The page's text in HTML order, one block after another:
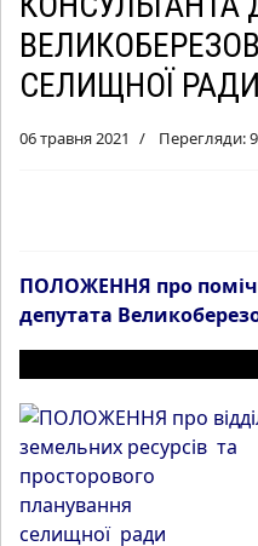
СЕЛИЩНОЇ РАДИ
06 травня 2021 Перегляди:
ПОЛОЖЕННЯ про
депутата